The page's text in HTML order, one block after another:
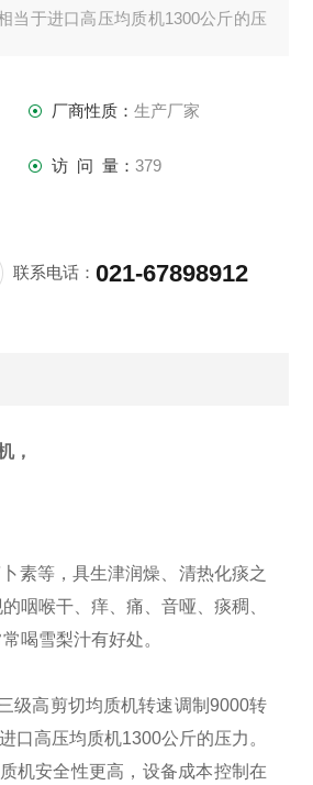
当于进口高压均质机1300公斤的压
厂商性质： 生产厂家
访 问 量： 379
联系电话：021-67898912
，
素等，具生津润燥、 清热化痰之
咽喉干、痒、痛、音哑、痰稠、
喝雪梨汁有好处。
级高剪切均质机转速调制9000转
口高压均质机1300公斤的压力。
机安全性更高，设备成本控制在